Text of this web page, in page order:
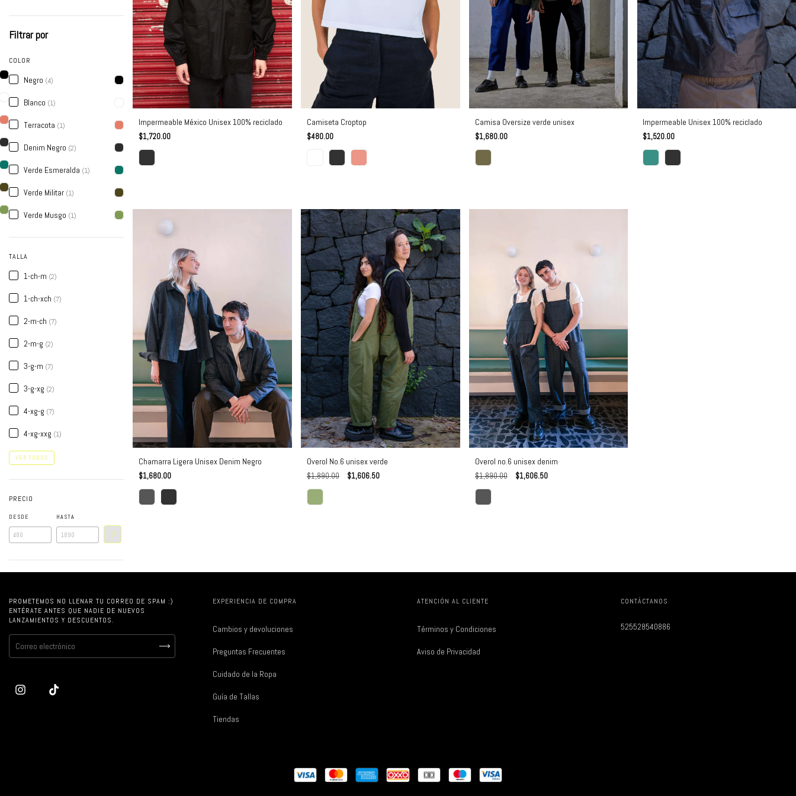
Filtrar por
COLOR
Negro (4)
Blanco (1)
Terracota (1)
Denim Negro (2)
Verde Esmeralda (1)
Verde Militar (1)
Verde Musgo (1)
TALLA
1-ch-m (2)
1-ch-xch (7)
2-m-ch (7)
2-m-g (2)
3-g-m (7)
3-g-xg (2)
4-xg-g (7)
4-xg-xxg (1)
VER TODOS
PRECIO
DESDE HASTA
Impermeable México Unisex 100% reciclado
$1,720.00
Camiseta Croptop
$480.00
Camisa Oversize verde unisex
$1,680.00
Impermeable Unisex 100% reciclado
$1,520.00
Chamarra Ligera Unisex Denim Negro
$1,680.00
Overol No.6 unisex verde
$1,890.00 $1,606.50
Overol no.6 unisex denim
$1,890.00 $1,606.50
PROMETEMOS NO LLENAR TU CORREO DE SPAM :)
ENTÉRATE ANTES QUE NADIE DE NUEVOS
LANZAMIENTOS Y DESCUENTOS.
EXPERIENCIA DE COMPRA
Cambios y devoluciones
Preguntas Frecuentes
Cuidado de la Ropa
Guía de Tallas
Tiendas
ATENCIÓN AL CLIENTE
Términos y Condiciones
Aviso de Privacidad
CONTÁCTANOS
525528540886